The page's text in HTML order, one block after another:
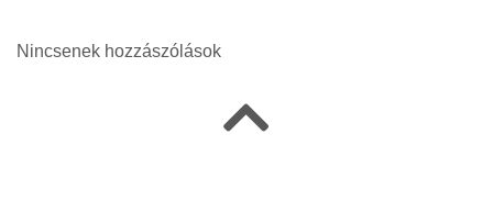
Nincsenek hozzászólások